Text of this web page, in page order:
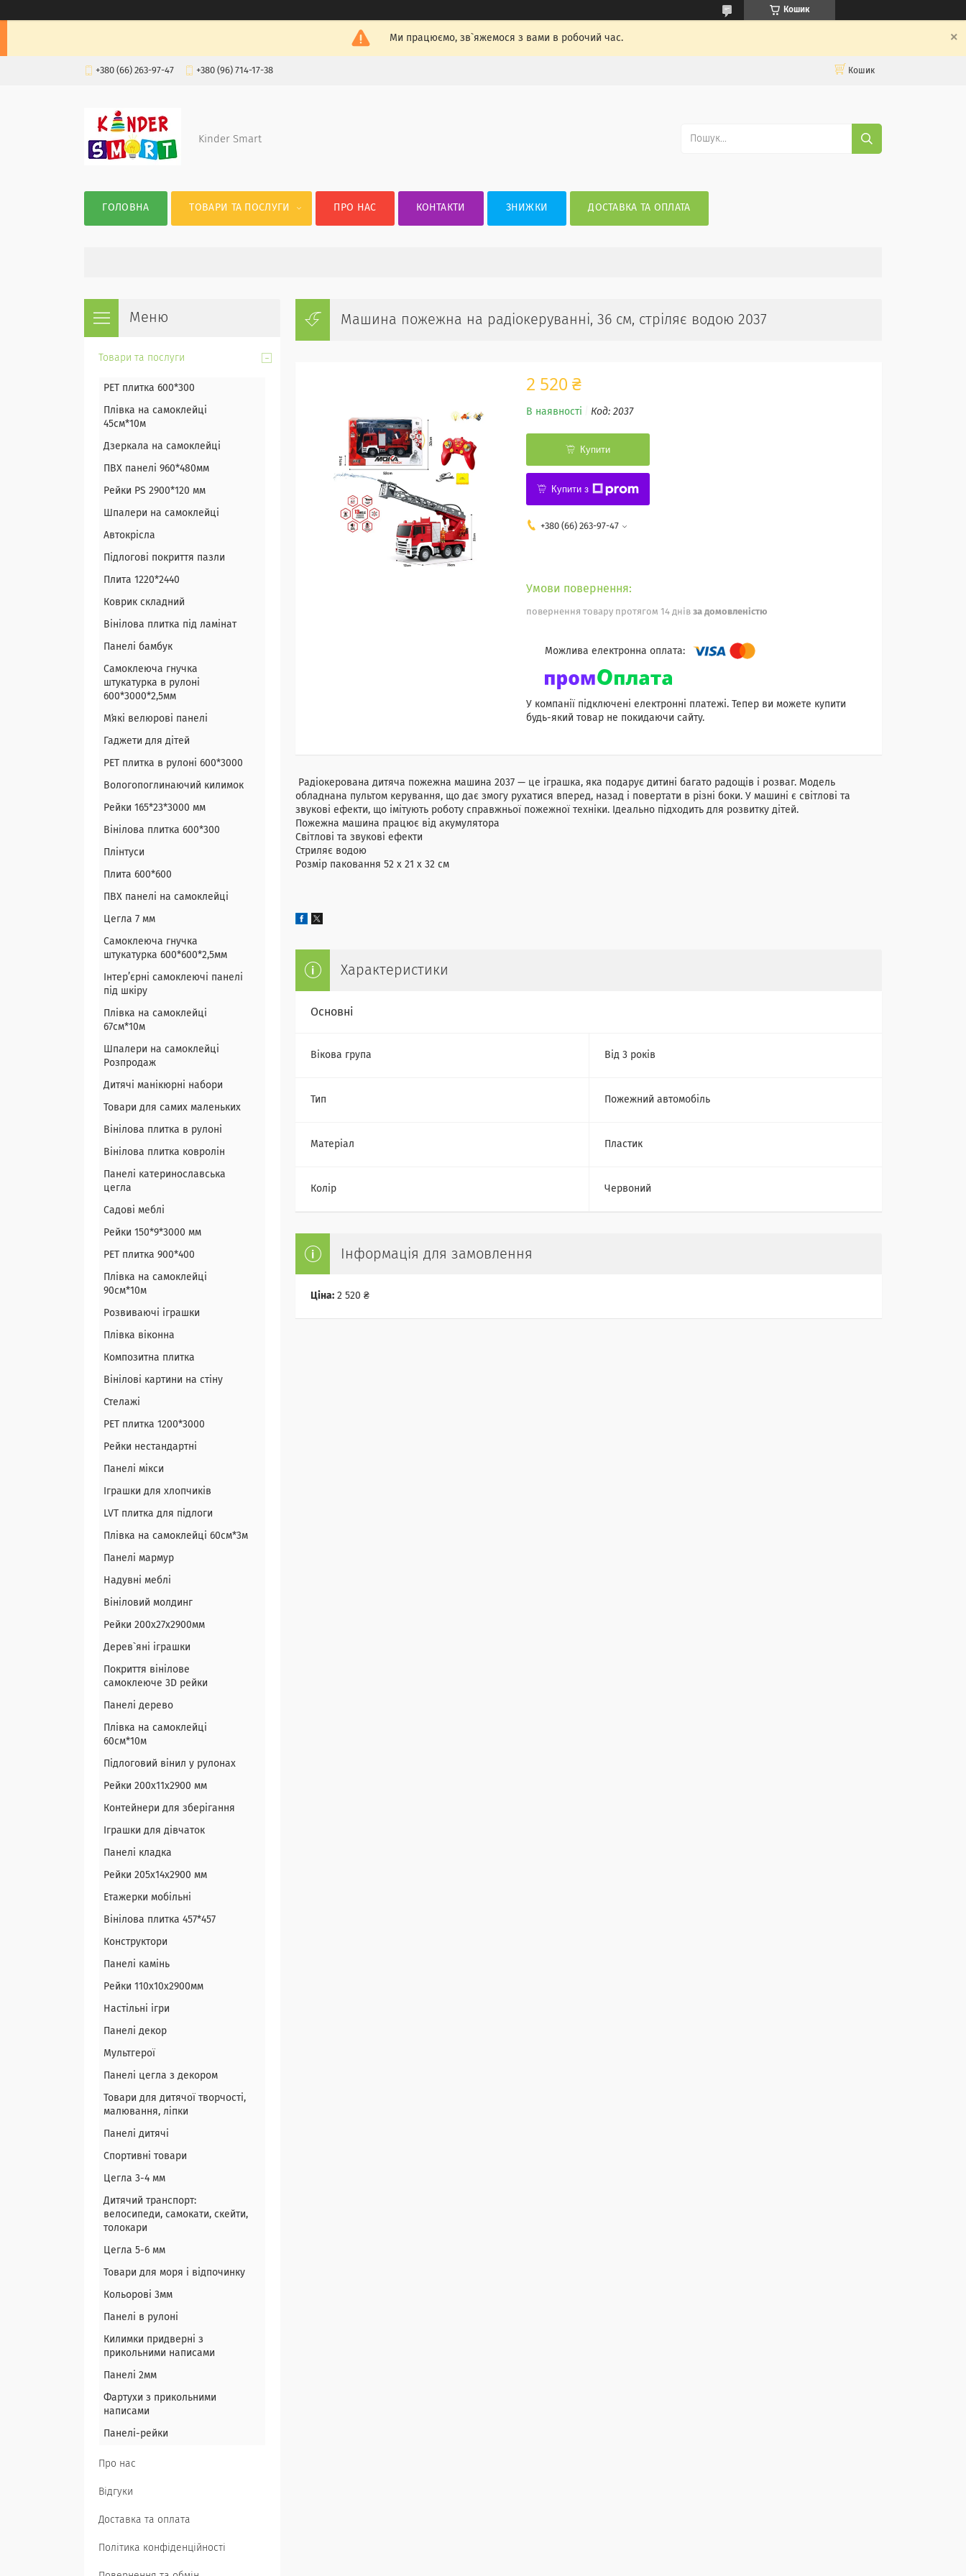
Кошик
Ми працюємо, зв`яжемося з вами в робочий час.
+380 (66) 263-97-47 +380 (96) 714-17-38 Кошик
Kinder Smart
ГОЛОВНА ТОВАРИ ТА ПОСЛУГИ ПРО НАС КОНТАКТИ ЗНИЖКИ ДОСТАВКА ТА ОПЛАТА
Машина пожежна на радіокеруванні, 36 см, стріляє водою 2037
2 520 ₴
В наявності Код: 2037
Купити
Купити з
+380 (66) 263-97-47
повернення товару протягом 14 днів за домовленістю
У компанії підключені електронні платежі. Тепер ви можете купити
будь-який товар не покидаючи сайту.
Радіокерована дитяча пожежна машина 2037 — це іграшка, яка подарує дитині багато радощів і розваг. Модель
обладнана пультом керування, що дає змогу рухатися вперед, назад і повертати в різні боки. У машині є світлові та
звукові ефекти, що імітують роботу справжньої пожежної техніки. Ідеально підходить для розвитку дітей.
Пожежна машина працює від акумулятора
Світлові та звукові ефекти
Стриляє водою
Розмір паковання 52 х 21 х 32 см
Характеристики
Основні
Вікова група Від 3 років
Тип Пожежний автомобіль
Матеріал Пластик
Колір Червоний
Інформація для замовлення
Ціна: 2 520 ₴
Товари та послуги
PET плитка 600*300
Плівка на самоклейці
45см*10м
Дзеркала на самоклейці
ПВХ панелі 960*480мм
Рейки PS 2900*120 мм
Шпалери на самоклейці
Автокрісла
Підлогові покриття пазли
Плита 1220*2440
Коврик складний
Вінілова плитка під ламінат
Панелі бамбук
Самоклеюча гнучка
штукатурка в рулоні
600*3000*2,5мм
Мʼякі велюрові панелі
Гаджети для дітей
PET плитка в рулоні 600*3000
Вологопоглинаючий килимок
Рейки 165*23*3000 мм
Вінілова плитка 600*300
Плінтуси
Плита 600*600
ПВХ панелі на самоклейці
Цегла 7 мм
Самоклеюча гнучка
штукатурка 600*600*2,5мм
Інтер’єрні самоклеючі панелі
під шкіру
Плівка на самоклейці
67см*10м
Шпалери на самоклейці
Розпродаж
Дитячі манікюрні набори
Товари для самих маленьких
Вінілова плитка в рулоні
Вінілова плитка ковролін
Панелі катеринославська
цегла
Садові меблі
Рейки 150*9*3000 мм
PET плитка 900*400
Плівка на самоклейці
90см*10м
Розвиваючі іграшки
Плівка віконна
Композитна плитка
Вінілові картини на стіну
Стелажі
PЕT плитка 1200*3000
Рейки нестандартні
Панелі мікси
Іграшки для хлопчиків
LVT плитка для підлоги
Плівка на самоклейці 60см*3м
Панелі мармур
Надувні меблі
Вініловий молдинг
Рейки 200х27х2900мм
Дерев`яні іграшки
Покриття вінілове
самоклеюче 3D рейки
Панелі дерево
Плівка на самоклейці
60см*10м
Підлоговий вінил у рулонах
Рейки 200х11х2900 мм
Контейнери для зберігання
Іграшки для дівчаток
Панелі кладка
Рейки 205х14х2900 мм
Етажерки мобільні
Вінілова плитка 457*457
Конструктори
Панелі камінь
Рейки 110х10х2900мм
Настільні ігри
Панелі декор
Мультгерої
Панелі цегла з декором
Товари для дитячої творчості,
малювання, ліпки
Панелі дитячі
Спортивні товари
Цегла 3-4 мм
Дитячий транспорт:
велосипеди, самокати, скейти,
толокари
Цегла 5-6 мм
Товари для моря і відпочинку
Кольорові 3мм
Панелі в рулоні
Килимки придверні з
прикольними написами
Панелі 2мм
Фартухи з прикольними
написами
Панелі-рейки
Про нас
Відгуки
Доставка та оплата
Політика конфіденційності